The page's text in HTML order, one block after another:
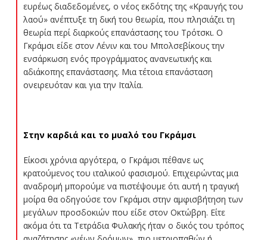
ευρέως διαδεδομένες, ο νέος εκδότης της «Κραυγής του
λαού» ανέπτυξε τη δική του θεωρία, που πλησιάζει τη
θεωρία περί διαρκούς επανάστασης του Τρότσκι. Ο
Γκράμσι είδε στον Λένιν και του Μπολσεβίκους την
ενσάρκωση ενός προγράμματος ανανεωτικής και
αδιάκοπης επανάστασης. Μια τέτοια επανάσταση
ονειρευόταν και για την Ιταλία.
Στην καρδιά και το μυαλό του Γκράμσι
Είκοσι χρόνια αργότερα, ο Γκράμσι πέθανε ως
κρατούμενος του ιταλικού φασισμού. Επιχειρώντας μια
αναδρομή μπορούμε να πιστέψουμε ότι αυτή η τραγική
μοίρα θα οδηγούσε τον Γκράμσι στην αμφισβήτηση των
μεγάλων προσδοκιών που είδε στον Οκτώβρη. Είτε
ακόμα ότι τα Τετράδια Φυλακής ήταν ο δικός του τρόπος